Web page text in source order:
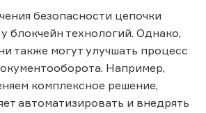
безопасности цепочки
блокчейн технологий. Однако,
также могут улучшать процесс
Например,
комплексное решение,
автоматизировать и внедрять